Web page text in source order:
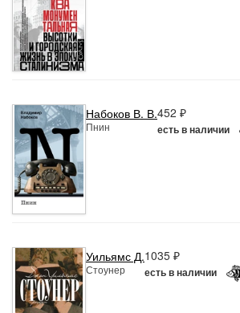
Набоков В. В.
Пнин
452 ₽
есть в наличии
Уильямс Д.
Стоунер
1035 ₽
есть в наличии